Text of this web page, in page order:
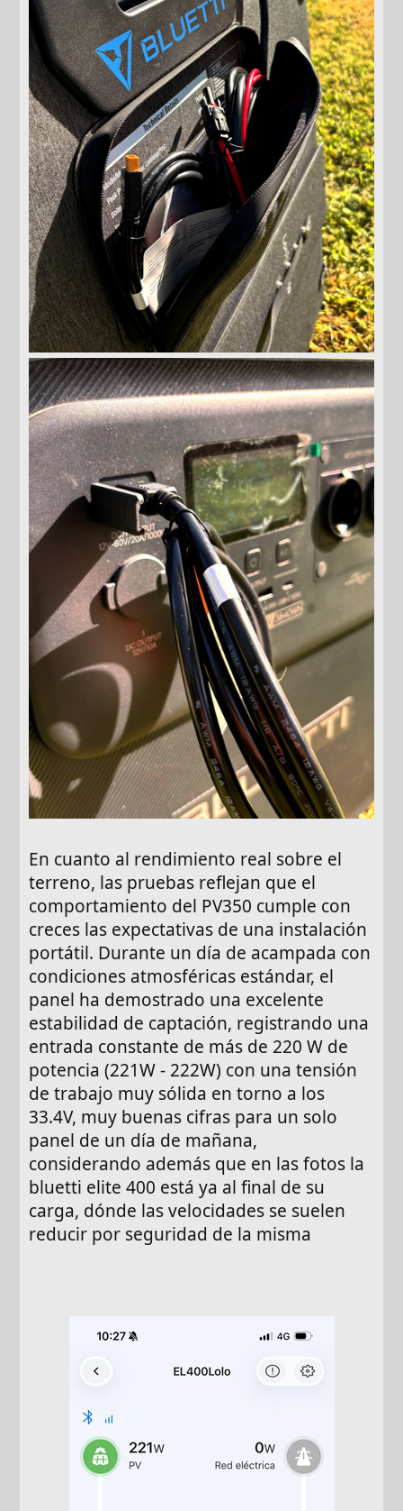
En cuanto al rendimiento real sobre el
terreno, las pruebas reflejan que el
comportamiento del PV350 cumple con
creces las expectativas de una instalación
portátil. Durante un día de acampada con
condiciones atmosféricas estándar, el
panel ha demostrado una excelente
estabilidad de captación, registrando una
entrada constante de más de 220 W de
potencia (221W - 222W) con una tensión
de trabajo muy sólida en torno a los
33.4V, muy buenas cifras para un solo
panel de un día de mañana,
considerando además que en las fotos la
bluetti elite 400 está ya al final de su
carga, dónde las velocidades se suelen
reducir por seguridad de la misma